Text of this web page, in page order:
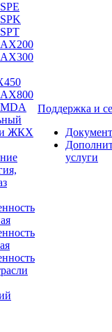
и ЖКХ
Поддержка и
услуги